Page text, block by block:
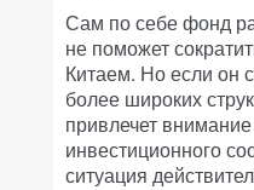
Сам по себе фонд
не поможет
Китаем. Но если он
более широких
привлечет
инвестиционного
ситуация